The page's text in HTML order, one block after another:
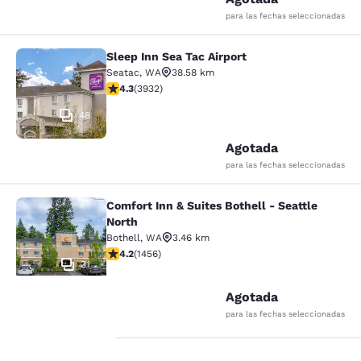
para las fechas seleccionadas
Sleep Inn Sea Tac Airport
48
Sleep Inn Sea Tac Airport
Seatac, WA
38.58 km
Calificación de 4.32 estrellas. Excelente. 3932
4.3(3932)
Agotada
para las fechas seleccionadas
Comfort Inn & Suites Bothell -
31
Comfort Inn & Suites Bothell - Seattle
North
Bothell, WA
3.46 km
Calificación de 4.17 estrellas. Muy bueno. 1456
4.2(1456)
Agotada
para las fechas seleccionadas